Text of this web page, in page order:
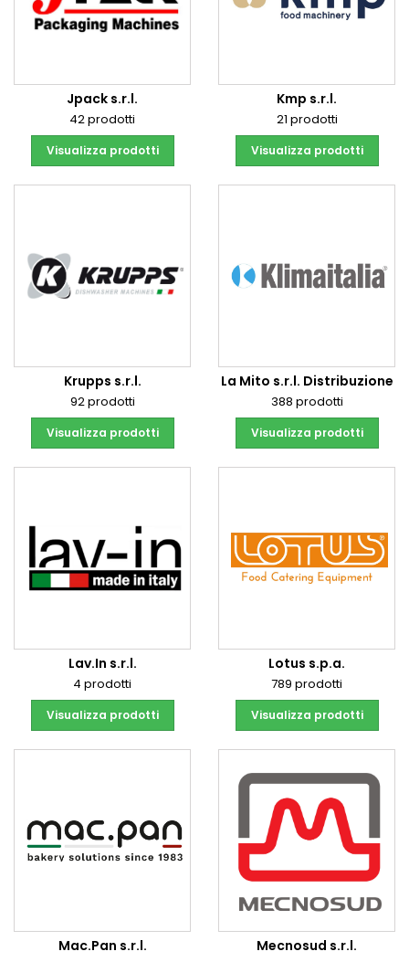
Jpack s.r.l.
42 prodotti
Visualizza prodotti
Kmp s.r.l.
21 prodotti
Visualizza prodotti
Krupps s.r.l.
92 prodotti
Visualizza prodotti
La Mito s.r.l. Distribuzione
388 prodotti
Visualizza prodotti
Lav.In s.r.l.
4 prodotti
Visualizza prodotti
Lotus s.p.a.
789 prodotti
Visualizza prodotti
Mac.Pan s.r.l. Mecnosud s.r.l.